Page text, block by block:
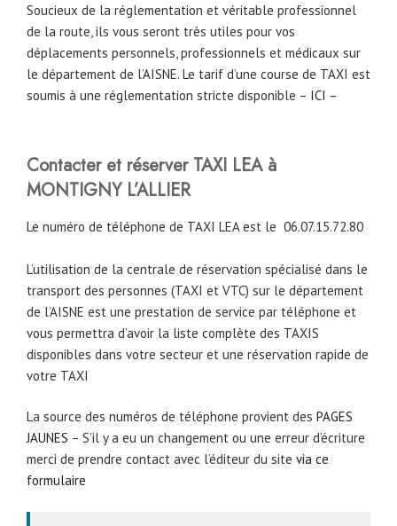
Soucieux de la réglementation et véritable professionnel
de la route, ils vous seront très utiles pour vos
déplacements personnels, professionnels et médicaux sur
le département de l’AISNE. Le tarif d’une course de TAXI est
soumis à une réglementation stricte disponible – ICI –
Contacter et réserver TAXI LEA à
MONTIGNY L’ALLIER
Le numéro de téléphone de TAXI LEA est le 06.07.15.72.80
L’utilisation de la centrale de réservation spécialisé dans le
transport des personnes (TAXI et VTC) sur le département
de l’AISNE est une prestation de service par téléphone et
vous permettra d’avoir la liste complète des TAXIS
disponibles dans votre secteur et une réservation rapide de
votre TAXI
La source des numéros de téléphone provient des PAGES
JAUNES – S’il y a eu un changement ou une erreur d’écriture
merci de prendre contact avec l’éditeur du site via ce
formulaire